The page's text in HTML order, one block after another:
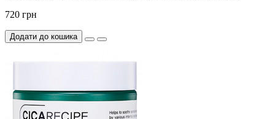
720 грн
Додати до кошика